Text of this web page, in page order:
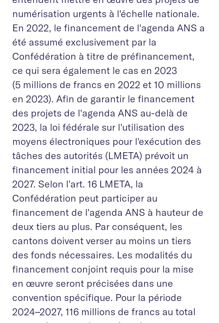
numérisation urgents à l'échelle nationale.
En 2022, le financement de l'agenda ANS a
été assumé exclusivement par la
Confédération à titre de préfinancement,
ce qui sera également le cas en 2023
(5 millions de francs en 2022 et 10 millions
en 2023). Afin de garantir le financement
des projets de l'agenda ANS au-delà de
2023, la loi fédérale sur l'utilisation des
moyens électroniques pour l'exécution des
tâches des autorités (LMETA) prévoit un
financement initial pour les années 2024 à
2027. Selon l'art. 16 LMETA, la
Confédération peut participer au
financement de l'agenda ANS à hauteur de
deux tiers au plus. Par conséquent, les
cantons doivent verser au moins un tiers
des fonds nécessaires. Les modalités du
financement conjoint requis pour la mise
en œuvre seront précisées dans une
convention spécifique. Pour la période
2024–2027, 116 millions de francs au total